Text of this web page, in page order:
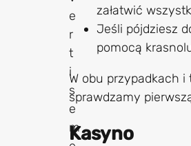
załatwić
Jeśli pójdziesz
pomocą
W obu przypadkach
sprawdzamy
Kasyno